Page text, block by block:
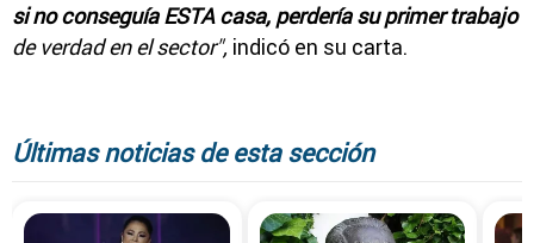
si no conseguía ESTA casa, perdería su primer trabajo
de verdad en el sector", indicó en su carta.
Últimas noticias de esta sección